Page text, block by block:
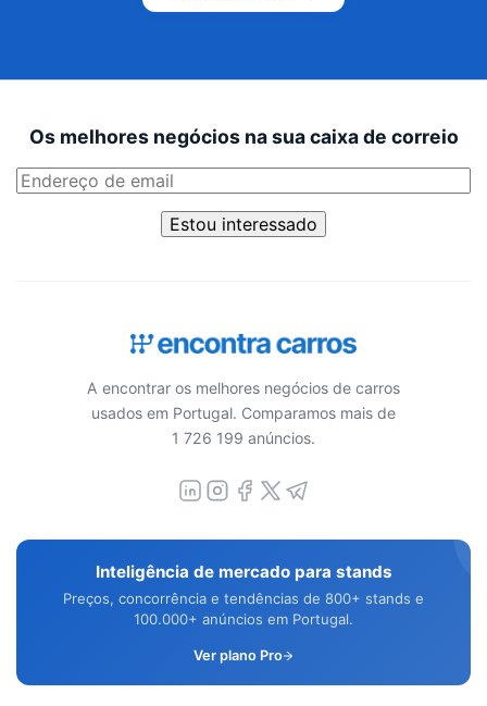
Os melhores negócios na sua caixa de correio
Estou interessado
A encontrar os melhores negócios de carros
usados em Portugal. Comparamos mais de
1 726 199 anúncios.
Inteligência de mercado para stands
Preços, concorrência e tendências de 800+ stands e
100.000+ anúncios em Portugal.
Ver plano Pro